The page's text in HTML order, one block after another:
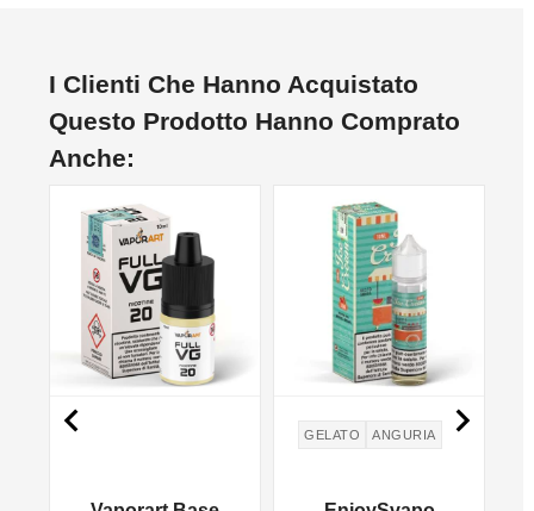
I Clienti Che Hanno Acquistato
Questo Prodotto Hanno Comprato
Anche:
NON DISPONIBILE
GELATO ANGURIA
 